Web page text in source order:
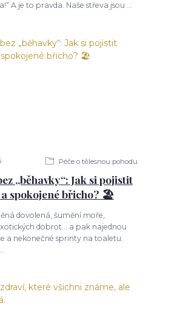
A je to pravda. Naše střeva jsou ...
Péče o tělesnou pohodu
„běhavky“: Jak si pojistit
spokojené břicho? 🏖️
dovolená, šumění moře,
dobrot... a pak najednou
a nekonečné sprinty na toaletu.